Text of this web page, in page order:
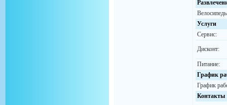
Услуги
Сервис:
Дисконт:
Питание:
График
График
Контакты